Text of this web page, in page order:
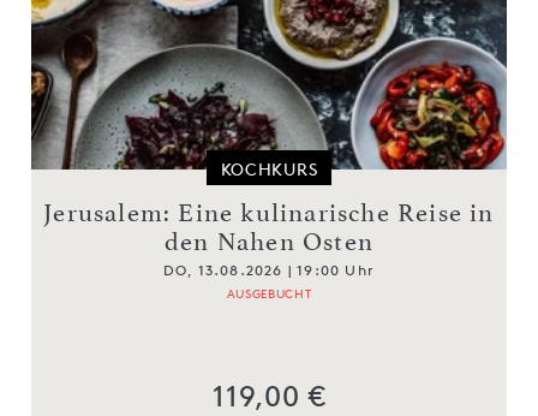
KOCHKURS
Jerusalem: Eine kulinarische Reise in
den Nahen Osten
DO, 13.08.2026 | 19:00 Uhr
AUSGEBUCHT
119,00 €